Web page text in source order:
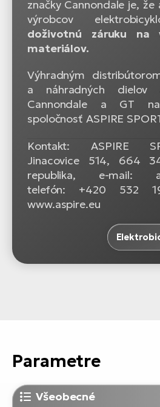
značky Cannondale je,
výrobcov
doživotnú záruku na
materiálov.
Výhradným
a náhradných dielov
Cannondale a GT
spoločnosť ASPIRE
Kontakt: ASPIRE
Jinacovice 514, 664
republika, e-mail:
telefón: +420 532
www.aspire.eu
Parametre
Všeobecné